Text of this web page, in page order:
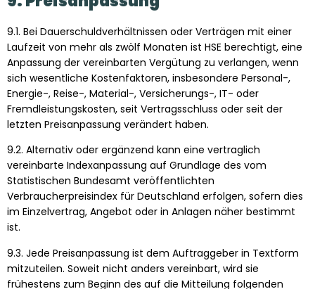
9.1. Bei Dauerschuldverhältnissen oder Verträgen mit einer
Laufzeit von mehr als zwölf Monaten ist HSE berechtigt, eine
Anpassung der vereinbarten Vergütung zu verlangen, wenn
sich wesentliche Kostenfaktoren, insbesondere Personal-,
Energie-, Reise-, Material-, Versicherungs-, IT- oder
Fremdleistungskosten, seit Vertragsschluss oder seit der
letzten Preisanpassung verändert haben.
9.2. Alternativ oder ergänzend kann eine vertraglich
vereinbarte Indexanpassung auf Grundlage des vom
Statistischen Bundesamt veröffentlichten
Verbraucherpreisindex für Deutschland erfolgen, sofern dies
im Einzelvertrag, Angebot oder in Anlagen näher bestimmt
ist.
9.3. Jede Preisanpassung ist dem Auftraggeber in Textform
mitzuteilen. Soweit nicht anders vereinbart, wird sie
frühestens zum Beginn des auf die Mitteilung folgenden